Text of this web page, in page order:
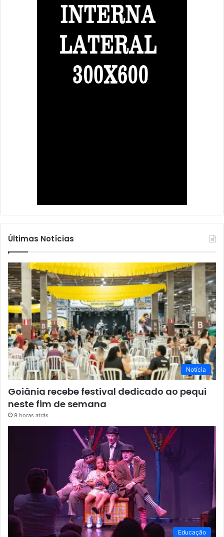
Últimas Notícias
Notícia
Goiânia recebe festival dedicado ao pequi
neste fim de semana
9 horas atrás
Educação